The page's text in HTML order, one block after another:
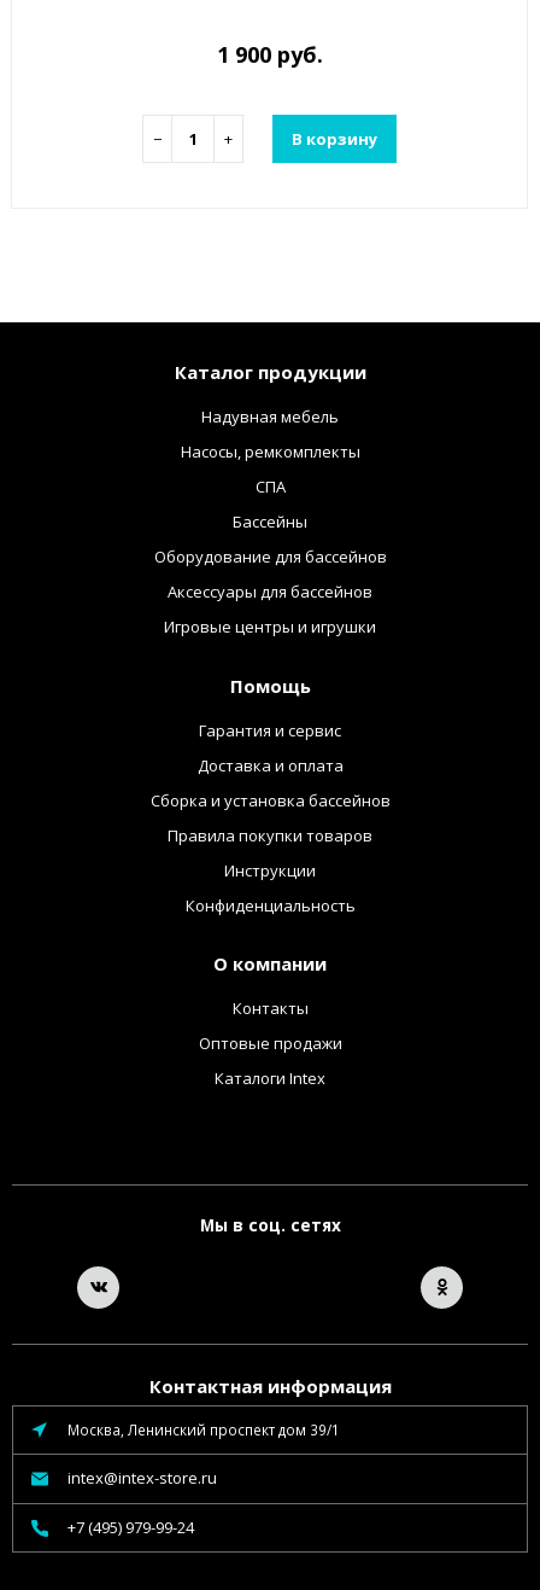
1 900 руб.
− + В корзину
Каталог продукции
Надувная мебель
Насосы, ремкомплекты
СПА
Бассейны
Оборудование для бассейнов
Аксессуары для бассейнов
Игровые центры и игрушки
Помощь
Гарантия и сервис
Доставка и оплата
Сборка и установка бассейнов
Правила покупки товаров
Инструкции
Конфиденциальность
О компании
Контакты
Оптовые продажи
Каталоги Intex
Мы в соц. сетях
Контактная информация
Москва, Ленинский проспект дом 39/1
intex@intex-store.ru
+7 (495) 979-99-24